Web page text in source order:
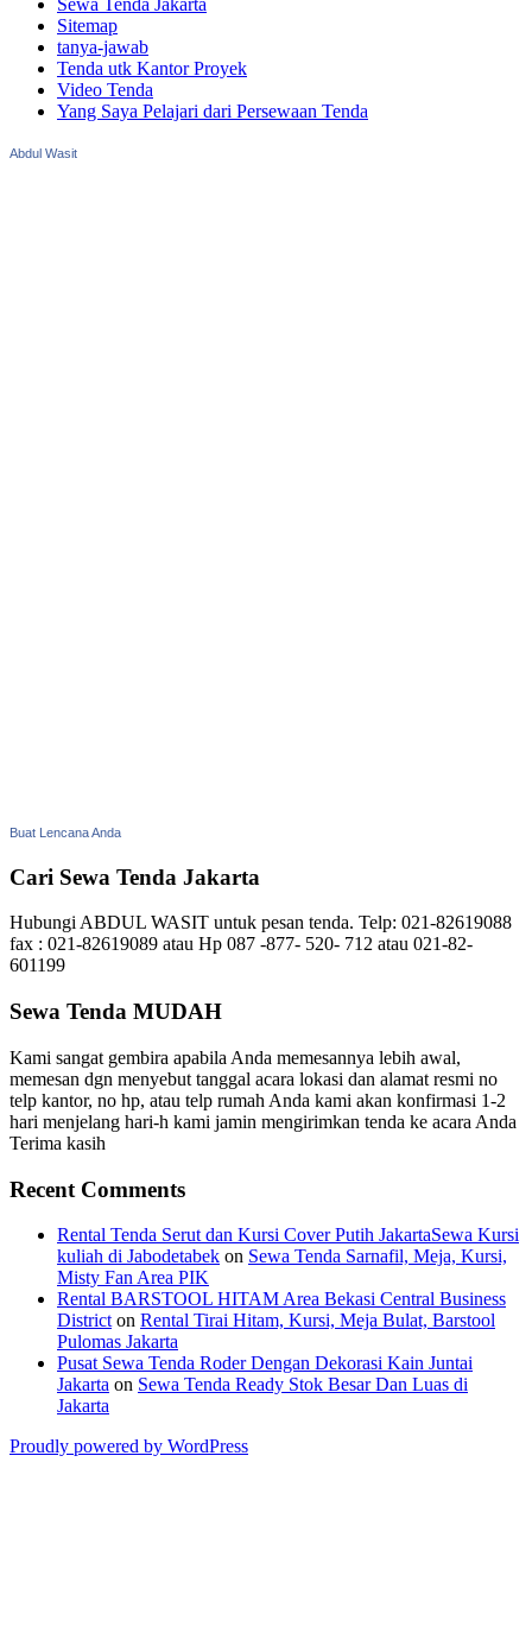
Sewa Tenda Jakarta
Sitemap
tanya-jawab
Tenda utk Kantor Proyek
Video Tenda
Yang Saya Pelajari dari Persewaan Tenda
Abdul Wasit
Buat Lencana Anda
Cari Sewa Tenda Jakarta
Hubungi ABDUL WASIT untuk pesan tenda. Telp: 021-82619088
fax : 021-82619089 atau Hp 087 -877- 520- 712 atau 021-82-
601199
Sewa Tenda MUDAH
Kami sangat gembira apabila Anda memesannya lebih awal,
memesan dgn menyebut tanggal acara lokasi dan alamat resmi no
telp kantor, no hp, atau telp rumah Anda kami akan konfirmasi 1-2
hari menjelang hari-h kami jamin mengirimkan tenda ke acara Anda
Terima kasih
Recent Comments
Rental Tenda Serut dan Kursi Cover Putih JakartaSewa Kursi
kuliah di Jabodetabek on Sewa Tenda Sarnafil, Meja, Kursi,
Misty Fan Area PIK
Rental BARSTOOL HITAM Area Bekasi Central Business
District on Rental Tirai Hitam, Kursi, Meja Bulat, Barstool
Pulomas Jakarta
Pusat Sewa Tenda Roder Dengan Dekorasi Kain Juntai
Jakarta on Sewa Tenda Ready Stok Besar Dan Luas di
Jakarta
Proudly powered by WordPress